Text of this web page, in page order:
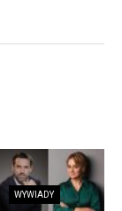
WYWIADY